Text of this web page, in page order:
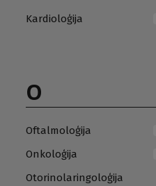
Kardioloģija
O
Oftalmoloģija
Onkoloģija
Otorinolaringoloģija